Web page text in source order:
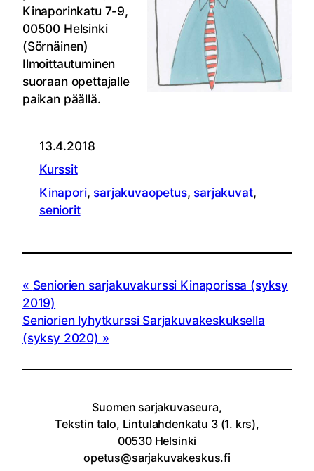
Kinaporinkatu 7-9,
00500 Helsinki
(Sörnäinen)
Ilmoittautuminen
suoraan opettajalle
paikan päällä.
13.4.2018
Kurssit
Kinapori, sarjakuvaopetus, sarjakuvat
seniorit
Seniorien sarjakuvakurssi Kinaporissa (syksy
2019)
Seniorien lyhytkurssi Sarjakuvakeskuksella
(syksy 2020)
Suomen sarjakuvaseura,
Tekstin talo, Lintulahdenkatu 3 (1. krs),
00530 Helsinki
opetus@sarjakuvakeskus.fi